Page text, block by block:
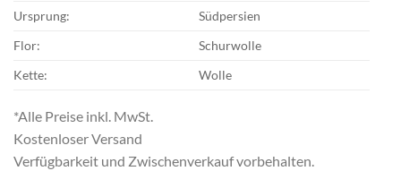
Ursprung:
Südpersien
Flor:
Schurwolle
Kette:
Wolle
*Alle Preise inkl. MwSt.
Kostenloser Versand
Verfügbarkeit und Zwischenverkauf vorbehalten.